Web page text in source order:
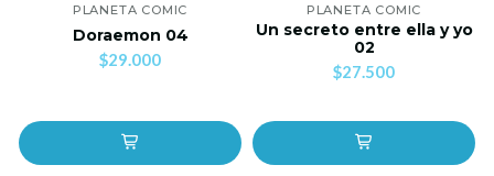
PLANETA COMIC
Doraemon 04
$29.000
PLANETA COMIC
Un secreto entre ella y yo
02
$27.500